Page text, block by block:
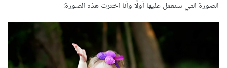
الصورة التي سنعمل عليها أولًا وأنا اخترت هذه الصورة: